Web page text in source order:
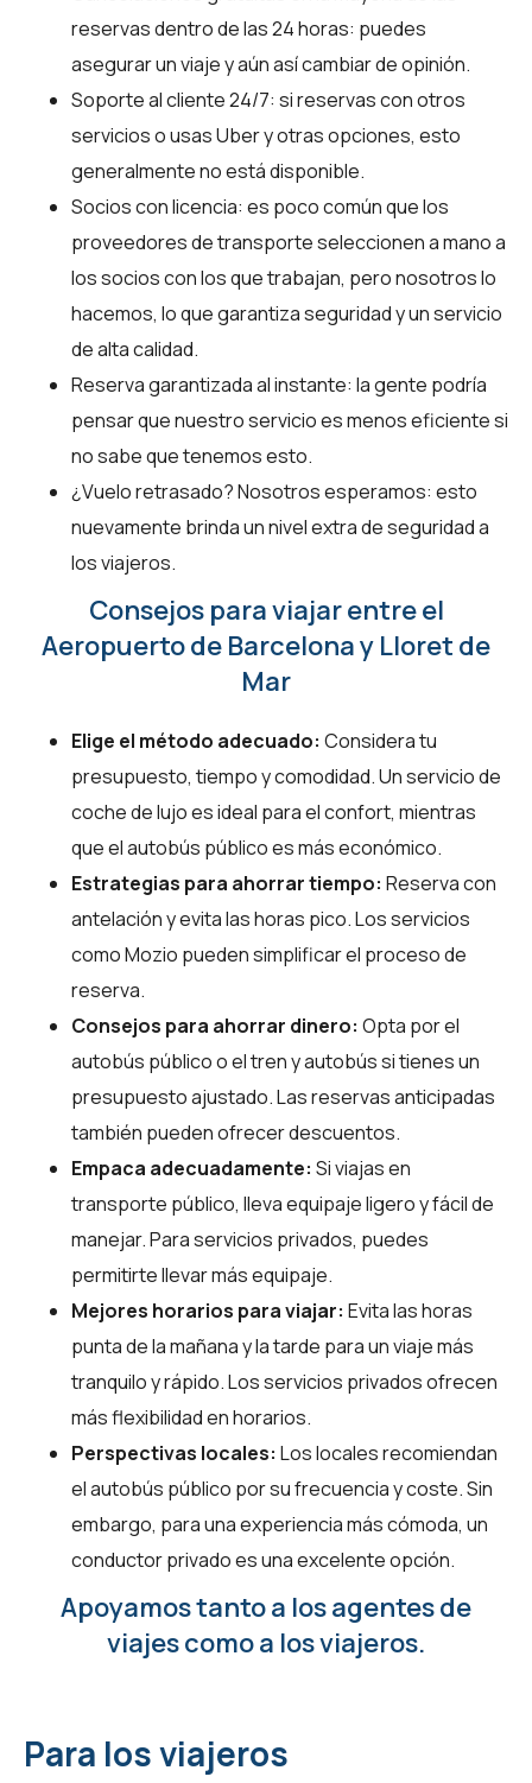
reservas dentro de las 24 horas: puedes
asegurar un viaje y aún así cambiar de opinión.
Soporte al cliente 24/7: si reservas con otros
servicios o usas Uber y otras opciones, esto
generalmente no está disponible.
Socios con licencia: es poco común que los
proveedores de transporte seleccionen a mano a
los socios con los que trabajan, pero nosotros lo
hacemos, lo que garantiza seguridad y un servicio
de alta calidad.
Reserva garantizada al instante: la gente podría
pensar que nuestro servicio es menos eficiente si
no sabe que tenemos esto.
¿Vuelo retrasado? Nosotros esperamos: esto
nuevamente brinda un nivel extra de seguridad a
los viajeros.
Consejos para viajar entre el
Aeropuerto de Barcelona y Lloret de
Mar
Elige el método adecuado: Considera tu
presupuesto, tiempo y comodidad. Un servicio de
coche de lujo es ideal para el confort, mientras
que el autobús público es más económico.
Estrategias para ahorrar tiempo: Reserva con
antelación y evita las horas pico. Los servicios
como Mozio pueden simplificar el proceso de
reserva.
Consejos para ahorrar dinero: Opta por el
autobús público o el tren y autobús si tienes un
presupuesto ajustado. Las reservas anticipadas
también pueden ofrecer descuentos.
Empaca adecuadamente: Si viajas en
transporte público, lleva equipaje ligero y fácil de
manejar. Para servicios privados, puedes
permitirte llevar más equipaje.
Mejores horarios para viajar: Evita las horas
punta de la mañana y la tarde para un viaje más
tranquilo y rápido. Los servicios privados ofrecen
más flexibilidad en horarios.
Perspectivas locales: Los locales recomiendan
el autobús público por su frecuencia y coste. Sin
embargo, para una experiencia más cómoda, un
conductor privado es una excelente opción.
Apoyamos tanto a los agentes de
viajes como a los viajeros.
Para los viajeros